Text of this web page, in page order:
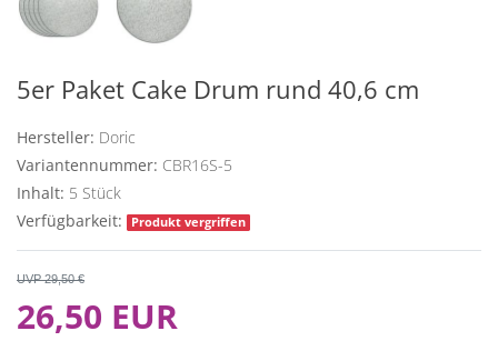
5er Paket Cake Drum rund 40,6 cm
Hersteller: Doric
Variantennummer: CBR16S-5
Inhalt: 5 Stück
Verfügbarkeit:
Produkt vergriffen
UVP 29,50 €
26,50 EUR